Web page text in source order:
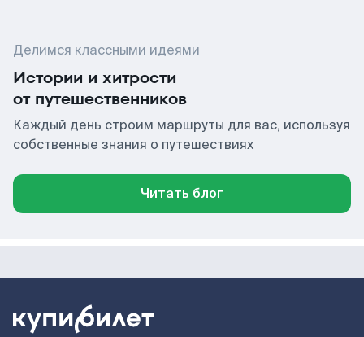
Делимся классными идеями
Истории и хитрости
от путешественников
Каждый день строим маршруты для вас, используя
собственные знания о путешествиях
Читать блог